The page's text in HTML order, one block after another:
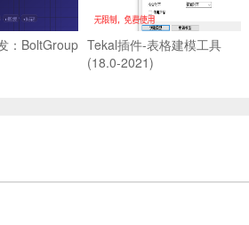
：BoltGroup Tekal插件-表格建模工具
(18.0-2021)